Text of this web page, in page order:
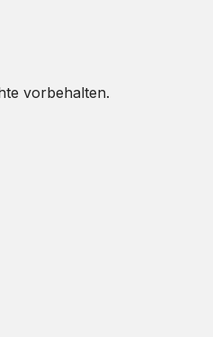
vorbehalten.